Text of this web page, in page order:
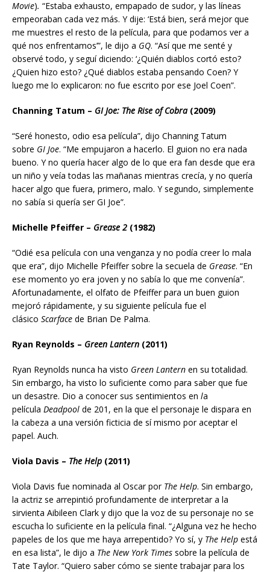
Movie). “Estaba exhausto, empapado de sudor, y las líneas
empeoraban cada vez más. Y dije: ‘Está bien, será mejor que
me muestres el resto de la película, para que podamos ver a
qué nos enfrentamos’”, le dijo a GQ. “Así que me senté y
observé todo, y seguí diciendo: ‘¿Quién diablos cortó esto?
¿Quien hizo esto? ¿Qué diablos estaba pensando Coen? Y
luego me lo explicaron: no fue escrito por ese Joel Coen”.
Channing Tatum – GI Joe: The Rise of Cobra(2009)
“Seré honesto, odio esa película”, dijo Channing Tatum
sobre GI Joe. “Me empujaron a hacerlo. El guion no era nada
bueno. Y no quería hacer algo de lo que era fan desde que era
un niño y veía todas las mañanas mientras crecía, y no quería
hacer algo que fuera, primero, malo. Y segundo, simplemente
no sabía si quería ser GI Joe”.
Michelle Pfeiffer – Grease 2 (1982)
“Odié esa película con una venganza y no podía creer lo mala
que era”, dijo Michelle Pfeiffer sobre la secuela de Grease. “En
ese momento yo era joven y no sabía lo que me convenía”.
Afortunadamente, el olfato de Pfeiffer para un buen guion
mejoró rápidamente, y su siguiente película fue el
clásico Scarface de Brian De Palma.
Ryan Reynolds – Green Lantern (2011)
Ryan Reynolds nunca ha visto Green Lantern en su totalidad.
Sin embargo, ha visto lo suficiente como para saber que fue
un desastre. Dio a conocer sus sentimientos en la
película Deadpool de 201, en la que el personaje le dispara en
la cabeza a una versión ficticia de sí mismo por aceptar el
papel. Auch.
Viola Davis – The Help (2011)
Viola Davis fue nominada al Oscar por The Help. Sin embargo,
la actriz se arrepintió profundamente de interpretar a la
sirvienta Aibileen Clark y dijo que la voz de su personaje no se
escucha lo suficiente en la película final. “¿Alguna vez he hecho
papeles de los que me haya arrepentido? Yo sí, y The Help está
en esa lista”, le dijo a The New York Times sobre la película de
Tate Taylor. “Quiero saber cómo se siente trabajar para los